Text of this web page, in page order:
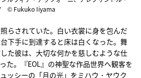
© Fukuko Iiyama
らされていた。白い衣裳に身を包んだ
下手に到達すると床は白くなった。舞
た彼は、大切な何かを慈しむような仕
た。『EOL』の神聖な作品世界へ観客を
ッシーの「月の光」をミハウ・ヤウク